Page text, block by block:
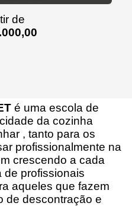
de
é uma escola de
da cozinha
, tanto para os
profissionalmente na
crescendo a cada
de profissionais
aqueles que fazem
de descontração e